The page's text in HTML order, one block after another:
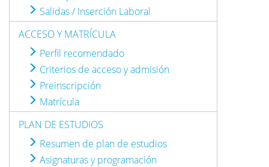
Salidas / Inserción Laboral
ACCESO Y MATRÍCULA
Perfil recomendado
Criterios de acceso y admisión
Preinscripción
Matrícula
PLAN DE ESTUDIOS
Resumen de plan de estudios
Asignaturas y programación